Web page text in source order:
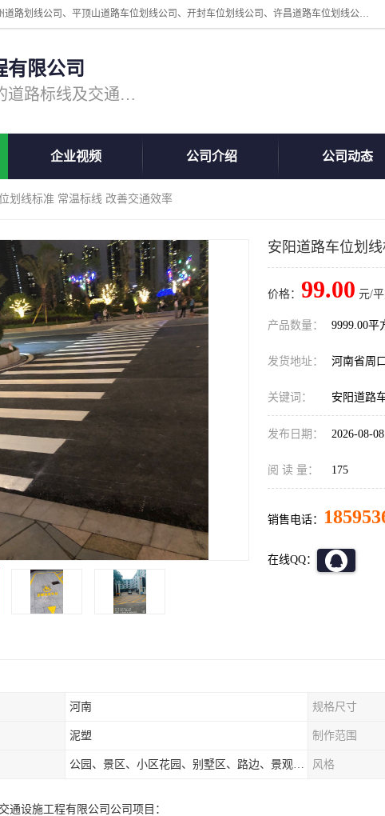
周口中为交通设施工程有限公司是一家洛阳道路划线公司、郑州道路划线公司、平顶山道路车位划线公司、开封车位划线公司、许昌道路车位划线公司、漯河道路车位划线公司，公司始终坚持“诚信、匠心、专注”的宗旨；我们的经营理念是：的服务。
有限公司
专注道路标线施工，专业的道路标线及交通设施施工服务商!
企业视频 公司介绍 公司动态
划线标准 常温标线 改善交通效率
安阳道路车位划
价格： 99.00 元/
产品数量： 9999.00平
发货地址： 河南省周
关键词： 安阳道路
发布日期： 2026-08-08
阅 读 量： 175
销售电话：
在线QQ：
河南 规格尺寸
泥塑 制作范围
公园、景区、小区花园、别墅区、路边、景观河道、水库堤坝、市政桥梁、公路交通和园林景观装饰工程等 风格
通设施工程有限公司公司项目：